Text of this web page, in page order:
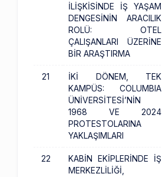
İLİŞKİSİNDE İŞ YAŞAM
DENGESİNİN ARACILIK
ROLÜ: OTEL
ÇALIŞANLARI ÜZERİNE
BİR ARAŞTIRMA
21
İKİ DÖNEM, TEK
KAMPÜS: COLUMBIA
ÜNİVERSİTESİ’NİN
1968 VE 2024
PROTESTOLARINA
YAKLAŞIMLARI
22
KABİN EKİPLERİNDE İŞ
MERKEZLİLİĞİ,